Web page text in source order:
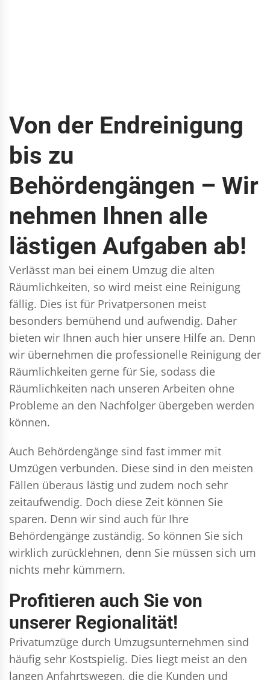
Von der Endreinigung
bis zu
Behördengängen – Wir
nehmen Ihnen alle
lästigen Aufgaben ab!
Verlässt man bei einem Umzug die alten
Räumlichkeiten, so wird meist eine Reinigung
fällig. Dies ist für Privatpersonen meist
besonders bemühend und aufwendig. Daher
bieten wir Ihnen auch hier unsere Hilfe an. Denn
wir übernehmen die professionelle Reinigung der
Räumlichkeiten gerne für Sie, sodass die
Räumlichkeiten nach unseren Arbeiten ohne
Probleme an den Nachfolger übergeben werden
können.
Auch Behördengänge sind fast immer mit
Umzügen verbunden. Diese sind in den meisten
Fällen überaus lästig und zudem noch sehr
zeitaufwendig. Doch diese Zeit können Sie
sparen. Denn wir sind auch für Ihre
Behördengänge zuständig. So können Sie sich
wirklich zurücklehnen, denn Sie müssen sich um
nichts mehr kümmern.
Profitieren auch Sie von
unserer Regionalität!
Privatumzüge durch Umzugsunternehmen sind
häufig sehr Kostspielig. Dies liegt meist an den
langen Anfahrtswegen, die die Kunden und